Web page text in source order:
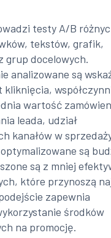
testy A/B
tekstów, grafik,
grup docelowych.
analizowane są
kliknięcia,
wartość
leada, udział
kanałów w
są
są z mniej
które przynoszą
zapewnia
środków
na promocję.